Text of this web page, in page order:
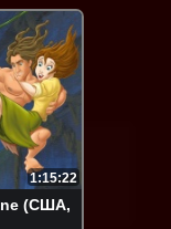
1:15:22
(США,